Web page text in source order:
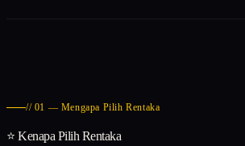
// 01 — Mengapa Pilih Rentaka
⭐ Kenapa Pilih Rentaka